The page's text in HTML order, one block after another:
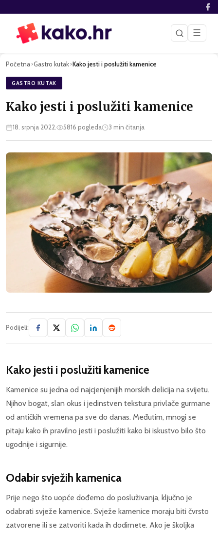
☰
Početna›Gastro kutak›Kako jesti i poslužiti kamenice
GASTRO KUTAK
Kako jesti i poslužiti kamenice
18. srpnja 2022. 5816 pogleda 3 min čitanja
Podijeli:
Kako jesti i poslužiti kamenice
Kamenice su jedna od najcjenjenijih morskih delicija na svijetu.
Njihov bogat, slan okus i jedinstven tekstura privlače gurmane
od antičkih vremena pa sve do danas. Međutim, mnogi se
pitaju kako ih pravilno jesti i poslužiti kako bi iskustvo bilo što
ugodnije i sigurnije.
Odabir svježih kamenica
Prije nego što uopće dođemo do posluživanja, ključno je
odabrati svježe kamenice. Svježe kamenice moraju biti čvrsto
zatvorene ili se zatvoriti kada ih dodirnete. Ako je školjka